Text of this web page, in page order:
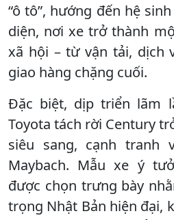
“ô tô”, hướng đến hệ
diện, nơi xe trở thành
xã hội – từ vận tải, dịch
giao hàng chặng cuối.
Đặc biệt, dịp triển lãm
Toyota tách rời Century
siêu sang, cạnh tranh
Maybach. Mẫu xe ý
được chọn trưng bày
trọng Nhật Bản hiện đại,